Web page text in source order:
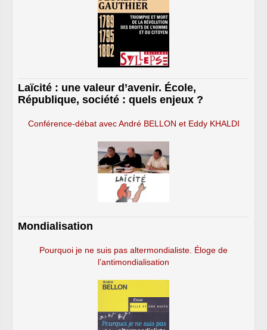
Laïcité : une valeur d’avenir. École,
République, société : quels enjeux ?
Conférence-débat avec André BELLON et Eddy KHALDI
Mondialisation
Pourquoi je ne suis pas altermondialiste. Éloge de
l’antimondialisation